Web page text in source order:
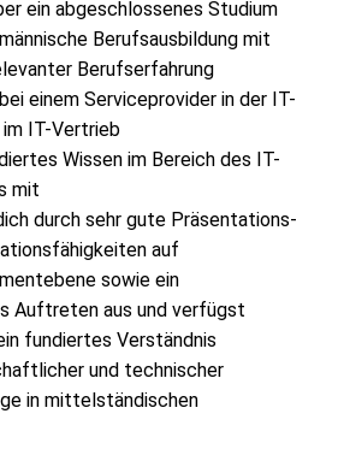
ein abgeschlossenes Studium
Berufsausbildung mit
Berufserfahrung
einem Serviceprovider in der IT-
im IT-Vertrieb
Wissen im Bereich des IT-
mit
durch sehr gute Präsentations-
auf
sowie ein
Auftreten aus und verfügst
fundiertes Verständnis
und technischer
in mittelständischen